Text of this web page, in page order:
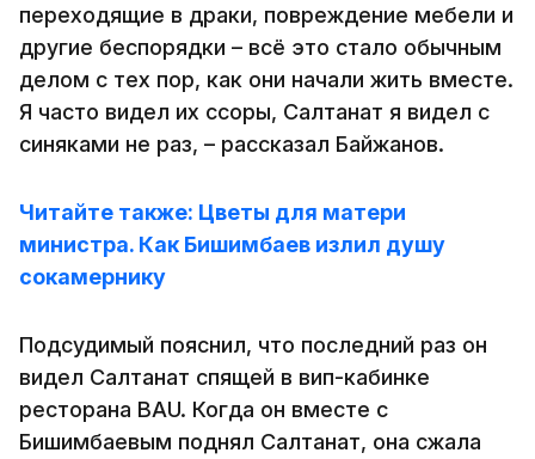
переходящие в драки, повреждение мебели и
другие беспорядки – всё это стало обычным
делом с тех пор, как они начали жить вместе.
Я часто видел их ссоры, Салтанат я видел с
синяками не раз, – рассказал Байжанов.
Читайте также: Цветы для матери
министра. Как Бишимбаев излил душу
сокамернику
Подсудимый пояснил, что последний раз он
видел Салтанат спящей в вип-кабинке
ресторана ВАU. Когда он вместе с
Бишимбаевым поднял Салтанат, она сжала